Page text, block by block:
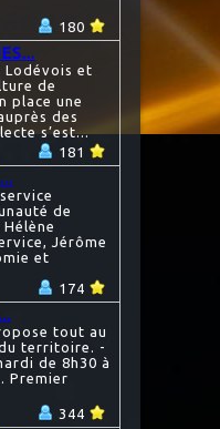
180
Lodévois et
de
place une
des
s’est...
181
de
Jérôme
et
174
tout au
territoire. -
de 8h30 à
Premier
344